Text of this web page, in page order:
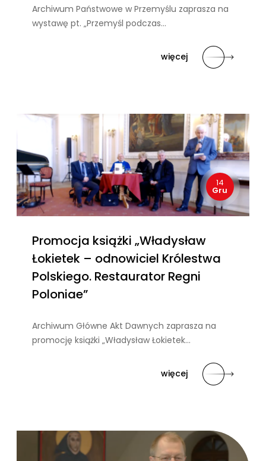
Archiwum Państwowe w Przemyślu zaprasza na
wystawę pt. „Przemyśl podczas…
więcej
14
Gru
Promocja książki „Władysław
Łokietek – odnowiciel Królestwa
Polskiego. Restaurator Regni
Poloniae”
Archiwum Główne Akt Dawnych zaprasza na
promocję książki „Władysław Łokietek…
więcej